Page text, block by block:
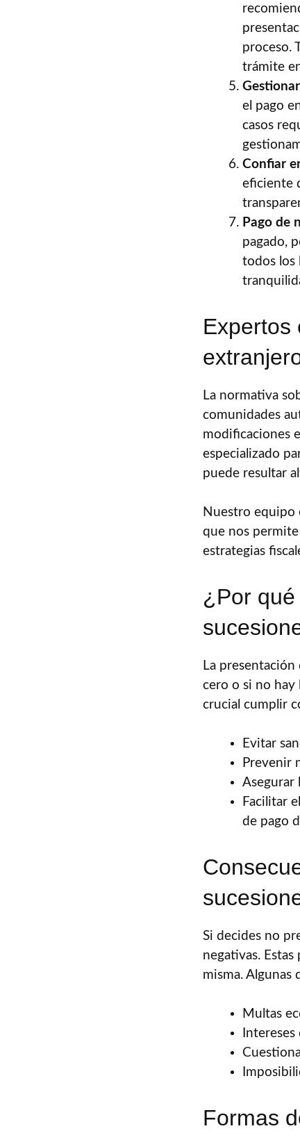
proceso.
trámite
el pago
casos
Confiar
eficiente
Pago de
pagado,
todos los
Expertos
La normativa
comunidades
modificaciones
especializado
puede resultar
Nuestro equipo
que nos
estrategias
¿Por
La
cero o si no hay
crucial cumplir
Evitar
Prevenir
Asegurar
Facilitar
de pago
Si decides no
negativas.
misma. Algunas
Multas
Formas